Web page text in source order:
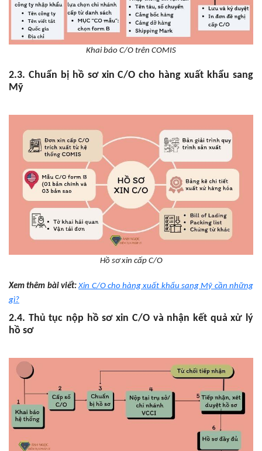
Khai báo C/O trên COMIS
2.3. Chuẩn bị hồ sơ xin C/O cho hàng xuất khẩu sang
Mỹ
Hồ sơ xin cấp C/O
Xem thêm bài viết:Xin C/O cho hàng xuất khẩu sang Mỹ cần những
gì?
2.4. Thủ tục nộp hồ sơ xin C/O và nhận kết quả xử lý
hồ sơ